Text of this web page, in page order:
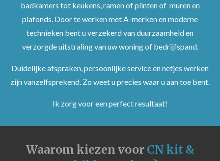
badkamers tot keukens, ramen of plinten of muren en
plafonds. Door te werken met A-merken en moderne
technieken bent u verzekerd van duurzaamheid en
verzorgde uitstraling van uw woning of bedrijfspand.
Duidelijke afspraken, persoonlijke service en netjes werken
zijn vanzelfsprekend. Zo weet u precies waar u aan toe bent.
Ik zorg voor een perfect resultaat!
Waarom kiezen voor CN kit &